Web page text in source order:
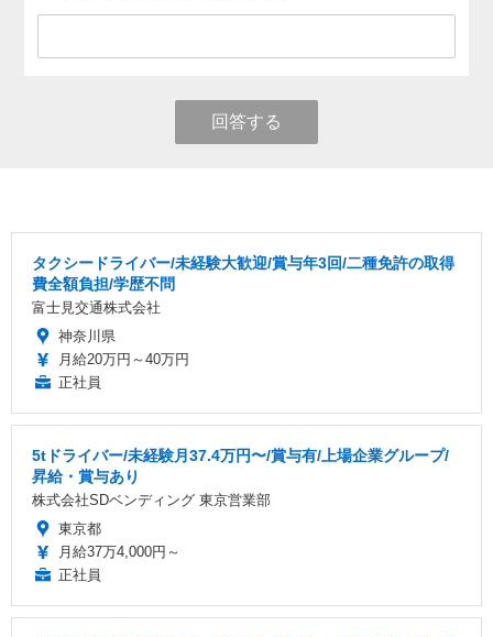
回答する
タクシードライバー/未経験大歓迎/賞与年3回/二種免許の取得
費全額負担/学歴不問
富士見交通株式会社
神奈川県
月給20万円～40万円
正社員
5tドライバー/未経験月37.4万円〜/賞与有/上場企業グループ/
昇給・賞与あり
株式会社SDベンディング 東京営業部
東京都
月給37万4,000円～
正社員